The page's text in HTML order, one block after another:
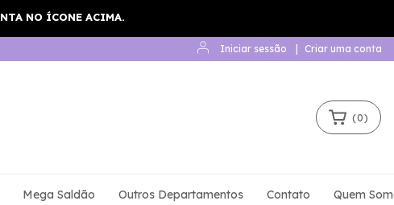
Iniciar sessão Criar uma conta
(0)
Mega Saldão Outros Departamentos Contato Quem